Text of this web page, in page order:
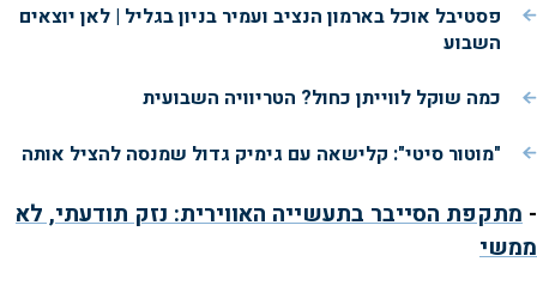
פסטיבל אוכל בארמון הנציב ועמיר בניון בגליל | לאן יוצאים
השבוע
כמה שוקל לווייתן כחול? הטריוויה השבועית
"מוטור סיטי": קלישאה עם גימיק גדול שמנסה להציל אותה
- מתקפת הסייבר בתעשייה האווירית: נזק תודעתי, לא
ממשי